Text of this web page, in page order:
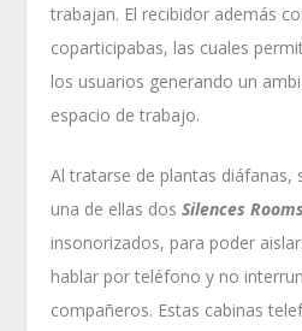
trabajan. El recibidor además
coparticipabas, las cuales
los usuarios generando un
espacio de trabajo.
Al tratarse de plantas diáfanas,
una de ellas dosSilences Rooms
insonorizados, para poder
hablar por teléfono y no
compañeros. Estas cabinas